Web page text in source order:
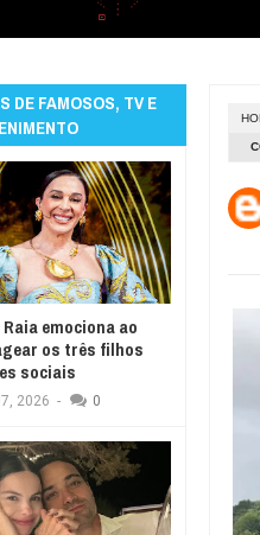
DE FAMOSOS, TV E
emociona ao
os três filhos
sociais
2026 - 0